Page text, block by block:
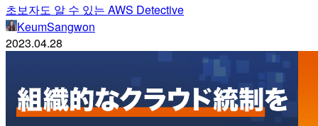
초보자도 알 수 있는 AWS Detective
KeumSangwon
2023.04.28